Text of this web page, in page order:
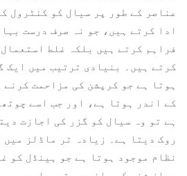
عناصر کے طور پر سیال کو کنٹرول
ادا کرتے ہیں، جو نہ صرف درست
فراہم کرتے ہیں بلکہ غلط
کرتے ہیں۔ بنیادی ترتیب میں ایک
ہوتا ہے جو کرپشن کی مزاحمت
کے اندر ہوتا ہے، اور جب اسے
ہے تو وہ سیال کو گزر کی اجازت
روک دیتا ہے۔ زیادہ تر ماڈلز
نظام موجود ہوتا ہے جو ہینڈل کو